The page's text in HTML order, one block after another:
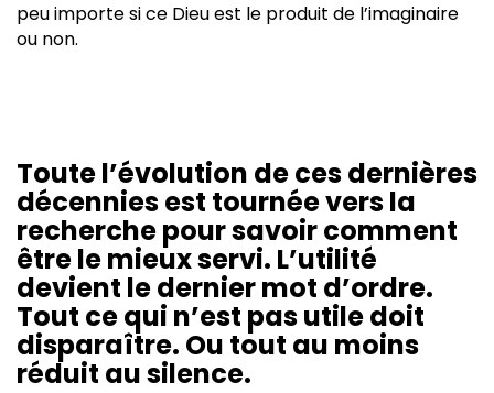
peu importe si ce Dieu est le produit de l’imaginaire
ou non.
Toute l’évolution de ces dernières
décennies est tournée vers la
recherche pour savoir comment
être le mieux servi. L’utilité
devient le dernier mot d’ordre.
Tout ce qui n’est pas utile doit
disparaître. Ou tout au moins
réduit au silence.